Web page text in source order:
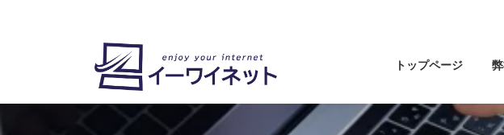
ス
ン
トップページ